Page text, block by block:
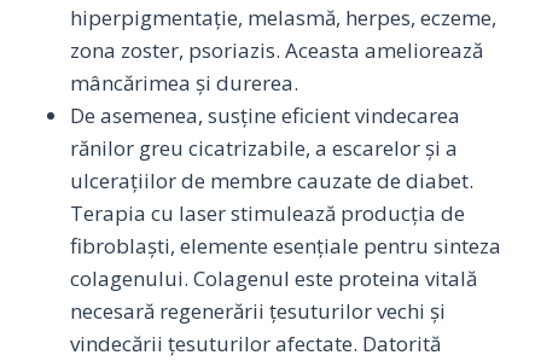
hiperpigmentație, melasmă, herpes, eczeme,
zona zoster, psoriazis. Aceasta ameliorează
mâncărimea și durerea.
De asemenea, susține eficient vindecarea
rănilor greu cicatrizabile, a escarelor și a
ulcerațiilor de membre cauzate de diabet.
Terapia cu laser stimulează producția de
fibroblaști, elemente esențiale pentru sinteza
colagenului. Colagenul este proteina vitală
necesară regenerării țesuturilor vechi și
vindecării țesuturilor afectate. Datorită